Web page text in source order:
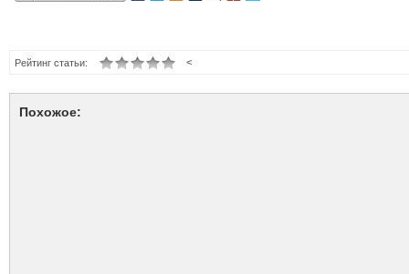
<
Рейтинг статьи:
Похожое: